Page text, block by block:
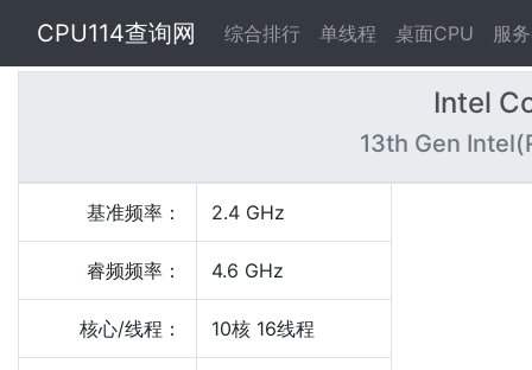
CPU114查询网 综合排行 单线程 桌面CPU 服
Intel
13th Gen
基准频率： 2.4 GHz
睿频频率： 4.6 GHz
核心/线程： 10核 16线程